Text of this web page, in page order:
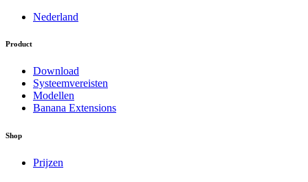
Nederland
Product
Download
Systeemvereisten
Modellen
Banana Extensions
Shop
Prijzen